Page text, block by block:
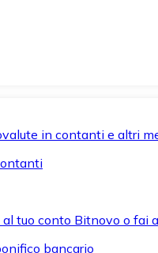
in contanti e altri
tuo conto Bitnovo o fai
bancario